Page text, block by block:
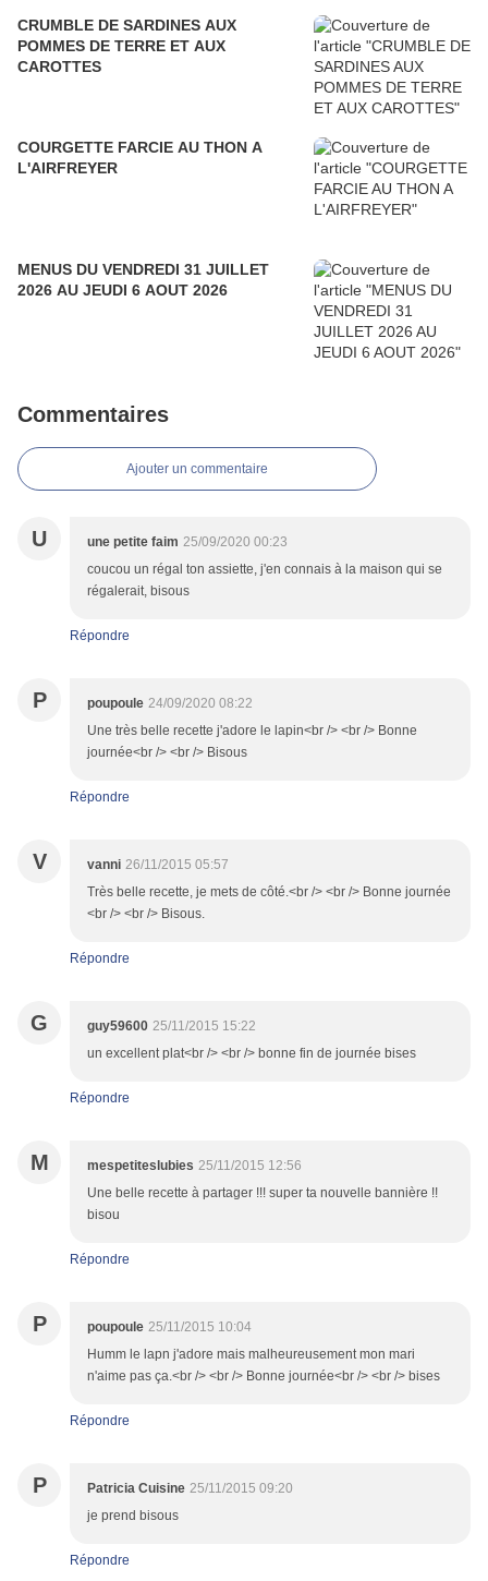
CRUMBLE DE SARDINES AUX
POMMES DE TERRE ET AUX
CAROTTES
COURGETTE FARCIE AU THON A
L'AIRFREYER
MENUS DU VENDREDI 31 JUILLET
2026 AU JEUDI 6 AOUT 2026
Commentaires
Ajouter un commentaire
U une petite faim 25/09/2020 00:23
coucou un régal ton assiette, j'en connais à la maison qui se
régalerait, bisous
Répondre
P poupoule 24/09/2020 08:22
Une très belle recette j'adore le lapin<br /> <br /> Bonne
journée<br /> <br /> Bisous
Répondre
V vanni 26/11/2015 05:57
Très belle recette, je mets de côté.<br /> <br /> Bonne journée
<br /> <br /> Bisous.
Répondre
G guy59600 25/11/2015 15:22
un excellent plat<br /> <br /> bonne fin de journée bises
Répondre
M mespetiteslubies 25/11/2015 12:56
Une belle recette à partager !!! super ta nouvelle bannière !!
bisou
Répondre
P poupoule 25/11/2015 10:04
Humm le lapn j'adore mais malheureusement mon mari
n'aime pas ça.<br /> <br /> Bonne journée<br /> <br /> bises
Répondre
P Patricia Cuisine 25/11/2015 09:20
je prend bisous
Répondre